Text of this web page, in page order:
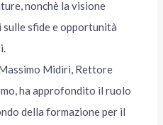
nonchè la visione
sfide e opportunità
Midiri, Rettore
ha approfondito il ruolo
della formazione per il